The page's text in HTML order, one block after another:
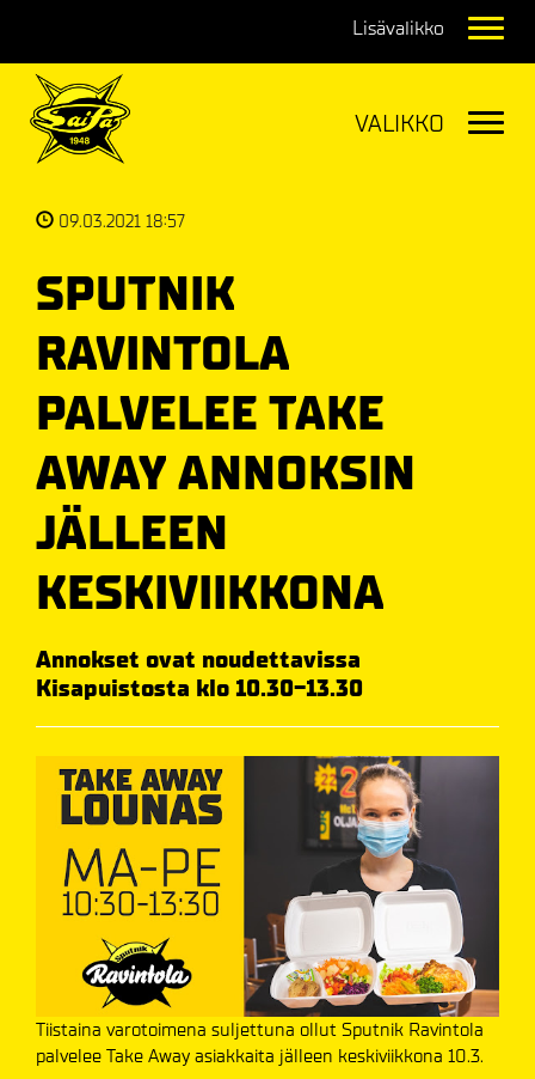
09.03.2021 18:57
SPUTNIK
RAVINTOLA
PALVELEE TAKE
AWAY ANNOKSIN
JÄLLEEN
KESKIVIIKKONA
Annokset ovat noudettavissa
Kisapuistosta klo 10.30-13.30
Tiistaina varotoimena suljettuna ollut Sputnik Ravintola
palvelee Take Away asiakkaita jälleen keskiviikkona 10.3.